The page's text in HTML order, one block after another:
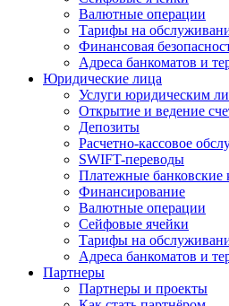
Валютные операции
Тарифы на
Финансовая
Адреса банкоматов и
Юридические лица
Услуги юридическим
Открытие и ведение
Депозиты
Расчетно-кассовое
SWIFT-переводы
Платежные банковские
Финансирование
Валютные операции
Сейфовые ячейки
Тарифы на
Адреса банкоматов и
Партнеры
Партнеры и проекты